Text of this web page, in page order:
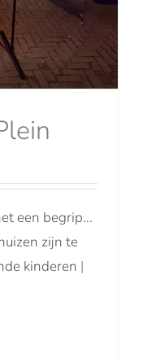
een begrip...
zijn te
kinderen |